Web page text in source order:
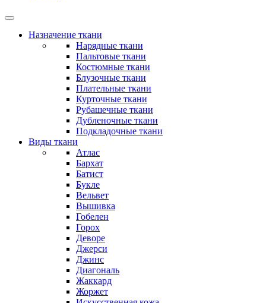
Назначение ткани
Нарядные ткани
Пальтовые ткани
Костюмные ткани
Блузочные ткани
Плательные ткани
Курточные ткани
Рубашечные ткани
Дубленочные ткани
Подкладочные ткани
Виды ткани
Атлас
Бархат
Батист
Букле
Вельвет
Вышивка
Гобелен
Горох
Деворе
Джерси
Джинс
Диагональ
Жаккард
Жоржет